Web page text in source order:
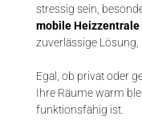
stressig sein,
mobile Heizzentrale
zuverlässige
Egal, ob privat oder
Ihre Räume warm
funktionsfähig ist.